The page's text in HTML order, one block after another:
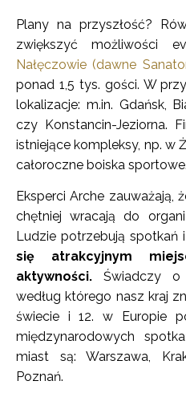
Plany na przyszłość?
zwiększyć możliwości
Nałęczowie (dawne
ponad 1,5 tys. gości. W
lokalizacje: m.in. Gdańsk,
czy Konstancin-Jeziorna.
istniejące kompleksy, np. w
całoroczne boiska sportowe.
Eksperci Arche zauważają,
chętniej wracają do
Ludzie potrzebują spotkań i
się atrakcyjnym
aktywności. Świadczy
według którego nasz kraj
świecie i 12. w Europie
międzynarodowych
miast są: Warszawa,
Poznań.